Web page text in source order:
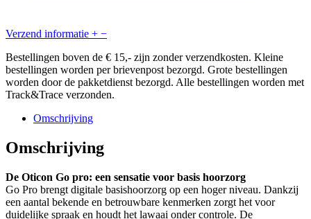
Verzend informatie + −
Bestellingen boven de € 15,- zijn zonder verzendkosten. Kleine
bestellingen worden per brievenpost bezorgd. Grote bestellingen
worden door de pakketdienst bezorgd. Alle bestellingen worden met
Track&Trace verzonden.
Omschrijving
Omschrijving
De Oticon Go pro: een sensatie voor basis hoorzorg
Go Pro brengt digitale basishoorzorg op een hoger niveau. Dankzij
een aantal bekende en betrouwbare kenmerken zorgt het voor
duidelijke spraak en houdt het lawaai onder controle. De